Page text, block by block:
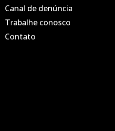
Canal de denúncia
Trabalhe conosco
Contato